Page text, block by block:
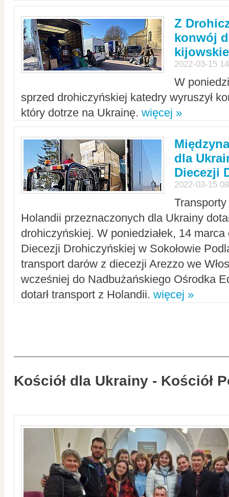
Z
konwój
2022-03-15
W
sprzed drohiczyńskiej katedry wyruszył
który dotrze na Ukrainę. więcej »
dla
Diecezji
2022-03-15
Holandii przeznaczonych dla Ukrainy
drohiczyńskiej. W poniedziałek, 14
Diecezji Drohiczyńskiej w Sokołowie
transport darów z diecezji Arezzo we
wcześniej do Nadbużańskiego Ośrodka
dotarł transport z Holandii. więcej »
Kościół dla Ukrainy - Kościół